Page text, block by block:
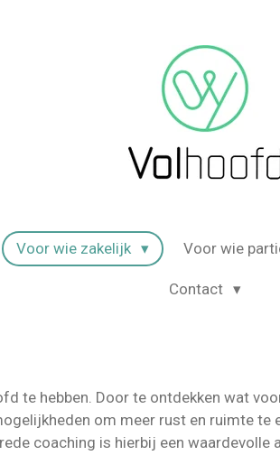
Voor wie zakelijk Voor wie
Contact
te hebben. Door te ontdekken wat
om meer rust en ruimte te
coaching is hierbij een waardevolle